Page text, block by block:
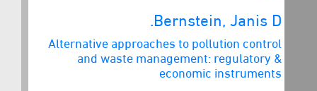
Bernstein, Janis D.
Alternative approaches to pollution control
and waste management: regulatory &
economic instruments